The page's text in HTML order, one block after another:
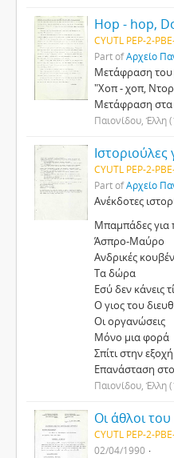
CYUTL PEP-2-
Part ofΑρχείο
Μετάφραση του
"Χοπ - χοπ,
Μετάφραση στα
Παιονίδου, Έλλη
Ιστοριούλες
CYUTL PEP-2-
Part ofΑρχείο
Ανέκδοτες
Μπαμπάδες για
Άσπρο-Μαύρο
Ανδρικές
Τα δώρα
Εσύ δεν κάνεις
Ο γιος του
Οι οργανώσεις
Μόνο μια φορά
Σπίτι στην εξοχή
Επανάσταση στο
Παιονίδου, Έλλη
CYUTL PEP-2-
02/04/1990